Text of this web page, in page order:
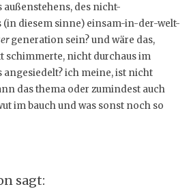
des nicht-
(in diesem sinne) einsam-in-der-welt-
generation sein? und wäre das,
schimmerte, nicht durchaus im
ich meine, ist nicht
das thema oder zumindest auch
im bauch und was sonst noch so
sagt: